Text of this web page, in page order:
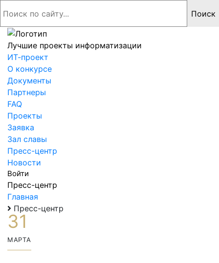
Лучшие проекты информатизации
ИТ-проект
О конкурсе
Документы
Партнеры
FAQ
Проекты
Заявка
Зал славы
Пресс-центр
Новости
Войти
Пресс-центр
Главная
Пресс-центр
31
МАРТА